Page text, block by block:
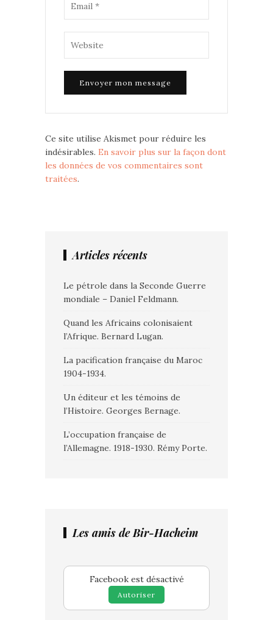
Ce site utilise Akismet pour réduire les
indésirables. En savoir plus sur la façon dont
les données de vos commentaires sont
traitées.
Articles récents
Le pétrole dans la Seconde Guerre
mondiale – Daniel Feldmann.
Quand les Africains colonisaient
l’Afrique. Bernard Lugan.
La pacification française du Maroc
1904-1934.
Un éditeur et les témoins de
l’Histoire. Georges Bernage.
L’occupation française de
l’Allemagne. 1918-1930. Rémy Porte.
Les amis de Bir-Hacheim
Facebook est désactivé
Autoriser